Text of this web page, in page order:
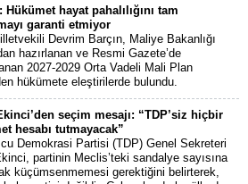
Hükümet hayat pahalılığını tam
garanti etmiyor
Devrim Barçın, Maliye Bakanlığı
hazırlanan ve Resmi Gazete’de
2027-2029 Orta Vadeli Mali Plan
hükümete eleştirilerde bulundu.
seçim mesajı: “TDP’siz hiçbir
hesabı tutmayacak”
Demokrasi Partisi (TDP) Genel Sekreteri
partinin Meclis’teki sandalye sayısına
küçümsenmemesi gerektiğini belirterek,